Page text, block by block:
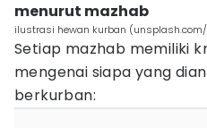
menurut mazhab
ilustrasi hewan kurban
Setiap mazhab memiliki
mengenai siapa yang
berkurban: